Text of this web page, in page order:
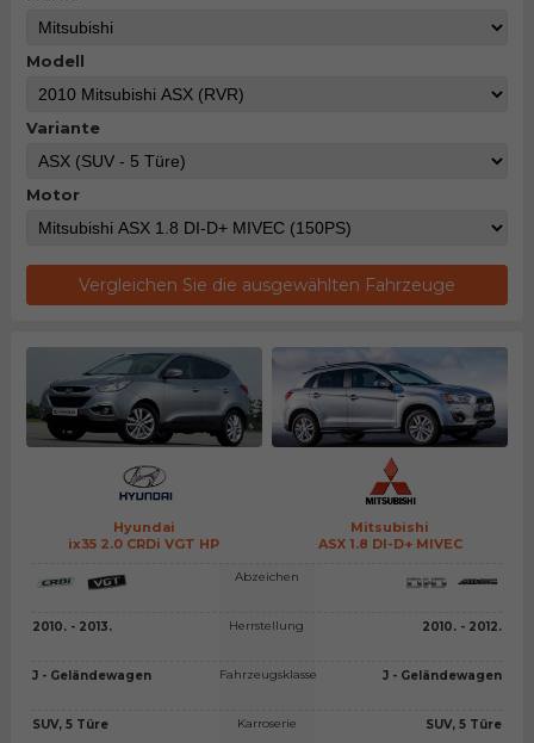
Modell
Variante
Motor
Vergleichen Sie die ausgewählten Fahrzeuge
Hyundai
ix35 2.0 CRDi VGT HP
Mitsubishi
ASX 1.8 DI-D+ MIVEC
2010. - 2013.
J - Geländewagen
SUV, 5 Türe
Abzeichen
Herrstellung
Fahrzeugsklasse
Karroserie
2010. - 2012.
J - Geländewagen
SUV, 5 Türe